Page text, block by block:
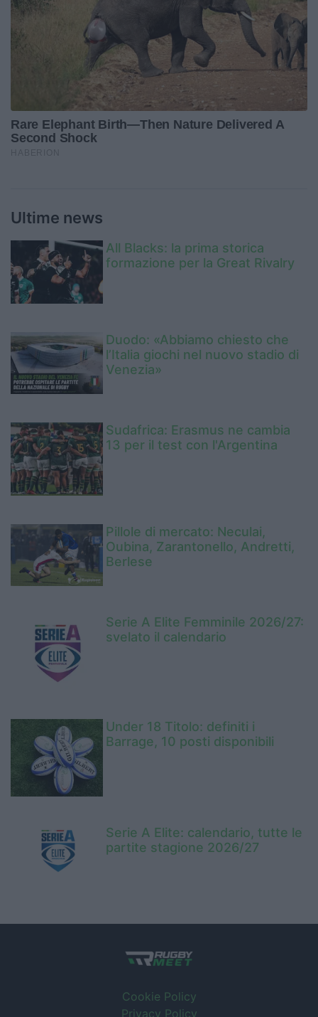
Ultime news
All Blacks: la prima storica
formazione per la Great Rivalry
Duodo: «Abbiamo chiesto che
l’Italia giochi nel nuovo stadio di
Venezia»
Sudafrica: Erasmus ne cambia
13 per il test con l'Argentina
Pillole di mercato: Neculai,
Oubina, Zarantonello, Andretti,
Berlese
Serie A Elite Femminile 2026/27:
svelato il calendario
Under 18 Titolo: definiti i
Barrage, 10 posti disponibili
Serie A Elite: calendario, tutte le
partite stagione 2026/27
Cookie Policy
Privacy Policy